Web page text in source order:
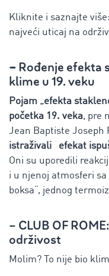
Kliknite i saznajte
najveći uticaj na
–Rođenje efekta
klime u 19. veku
Pojam „efekta
početka 19. veka, pre
Jean Baptiste Joseph
istraživali
efekat
Oni su uporedili
i u njenoj atmosferi
boksa“, jednog
– CLUB OF
održivost
Molim? To nije bio